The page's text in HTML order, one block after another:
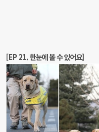
[EP 21. 한눈에 볼 수 있어요]